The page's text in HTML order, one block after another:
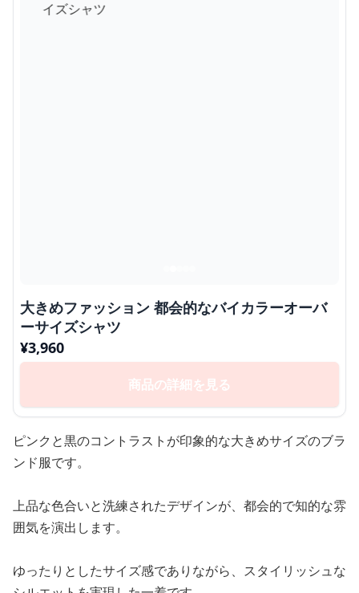
大きめファッション 都会的なバイカラーオーバ
ーサイズシャツ
¥3,960
商品の詳細を見る
ピンクと黒のコントラストが印象的な大きめサイズのブラ
ンド服です。
上品な色合いと洗練されたデザインが、都会的で知的な雰
囲気を演出します。
ゆったりとしたサイズ感でありながら、スタイリッシュな